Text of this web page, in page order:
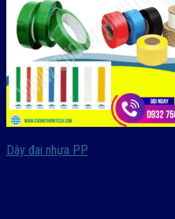
Dây đai nhựa PP